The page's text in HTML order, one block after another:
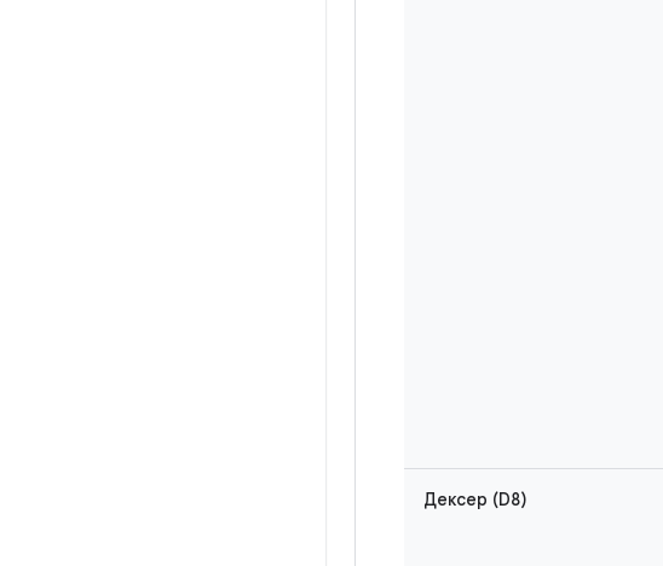
Дексер (D8)